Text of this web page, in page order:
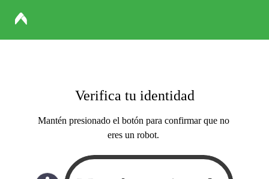
Verifica tu identidad
Mantén presionado el botón para confirmar que no
eres un robot.